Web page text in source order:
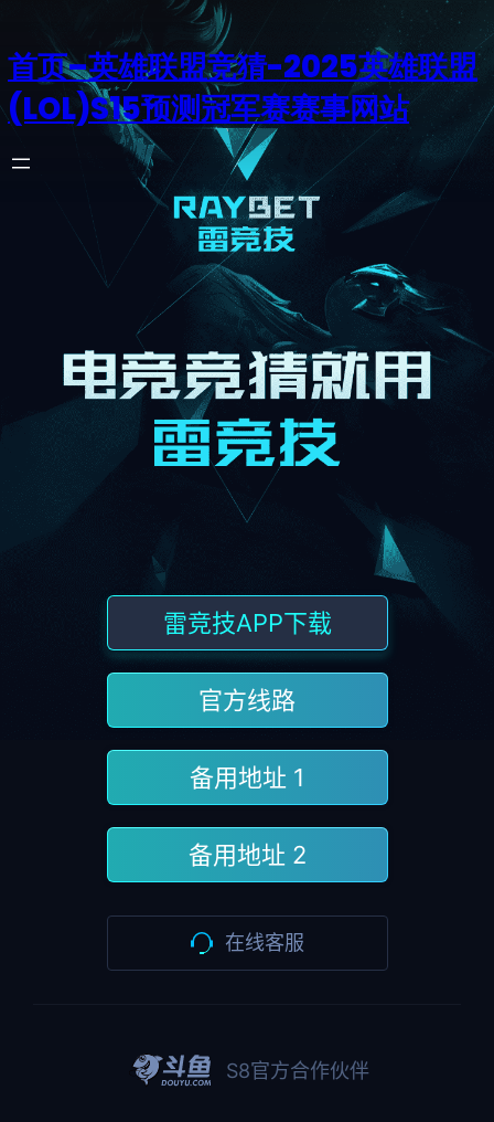
首页–英雄联盟竞猜-2025英雄联盟
(LOL)S15预测冠军赛赛事网站